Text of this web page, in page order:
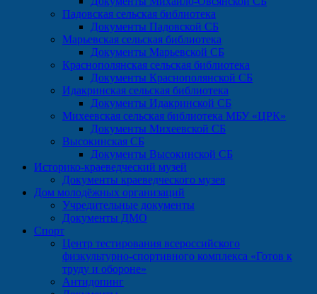
Падовская сельская библиотека
Документы Падовской СБ
Марьевская сельская библиотека
Документы Марьевской СБ
Краснополянская сельская библиотека
Документы Краснополянской СБ
Идакринская сельская библиотека
Документы Идакринской СБ
Михеевская сельская библиотека МБУ «ЦРК»
Документы Михеевской СБ
Высокинская СБ
Документы Высокинской СБ
Историко-краеведческий музей
Документы краеведческого музея
Дом молодёжных организаций
Учредительные документы
Документы ДМО
Спорт
Центр тестирования всероссийского
физкультурно-спортивного комплекса «Готов к
труду и обороне»
Антидопинг